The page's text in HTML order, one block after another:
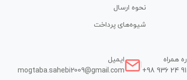
نحوه ارسال
شیوه‌های پرداخت
همراه
+98 936 24
ایمیل
mogtaba.sahebi2009@gmail.com